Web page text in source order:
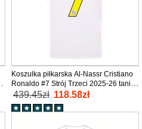
Koszulka piłkarska Al-Nassr Cristiano
Ronaldo #7 Strój Trzeci 2025-26 tanio
Krótki Rękaw
439.45zł 118.58zł